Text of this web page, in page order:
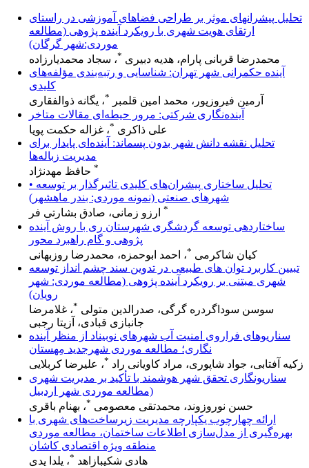
تحلیل پیشرانهای موثر بر طراحی فضاهای آموزشی در راستای
ارتقای هویت شهری با رویکرد آینده پژوهی (مطالعه
موردی:شهر گرگان)
محمدرضا قربانی پارام، هدیه دبیری *، سجاد محمدیارزاده
آینده حکمرانی شهر تهران: شناسایی و رتبه‌بندی مؤلفه‌های
کلیدی
آرمین فیروزپور، محمد امین قلمبر
*، یگانه ذوالفقاری
آینده‌نگاری شرکتی: مرور حیطه‌ای مقالات متاخر
علی ذاکری *، غزاله حکمت پویا
تحلیل نقشه دانش شهر بدون پسماند: آینده‌ای پایدار برای
مدیریت زباله‌ها
*
• تحلیل ساختاری پیشران‌های کلیدی تاثیرگذار بر توسعه
شهرهای صنعتی (نمونه موردی: بندر ماهشهر)
*
ساختاردهی توسعه گردشگری شهرستان ری با روش آینده
پژوهی و گام راهبرد محور
کیان شاکرمی *، احمد ابوحمزه، محمدرضا روزبهانی
تبیین کاربرد توان های طبیعی در تدوین سند چشم انداز توسعه
شهری مبتنی بر رویکرد آینده پژوهی (مطالعه موردی: شهر
رویان)
سوسن سوداگردره گرگی، صدرالدین متولی *، غلامرضا
جانبازی قبادی، آزیتا رجبی
سناریوهای فراروی امنیت آب شهرهای نوبیناد از منظر آینده‎
نگاری؛ مطالعه موردی شهرجدید مِهستان
زکیه آفتابی، جواد شاپوری، مراد کاویانی راد *، علیرضا کربلایی
سناریونگاری تحقق شهر هوشمند با تأکید بر مدیریت شهری
(مطالعه موردی شهر اردبیل
حسن نوروزوند، محمدتقی معصومی *، بهنام باقری
ارائه چهارچوب یکپارچه مدیریت زیرساخت‌های شهری با
بهره‌گیری از مدل‌سازی اطلاعات ساختمان، مطالعه موردی
منطقه ویژه اقتصادی کاشان
هادی شکیبازاهد *، یلدا یدی